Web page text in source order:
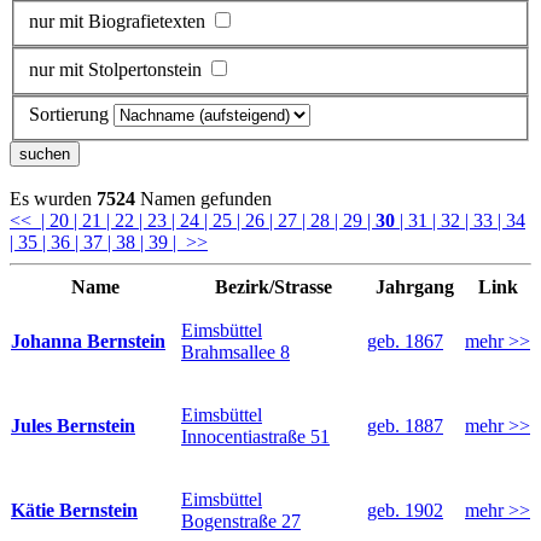
nur mit Biografietexten
nur mit Stolpertonstein
Sortierung
Es wurden 7524 Namen gefunden
<< | 20 | 21 | 22 | 23 | 24 | 25 | 26 | 27 | 28 | 29 | 30 | 31 | 32 | 33 | 34
| 35 | 36 | 37 | 38 | 39 | >>
Name Bezirk/Strasse Jahrgang Link
Johanna Bernstein
Eimsbüttel
Brahmsallee 8
geb. 1867 mehr >>
Jules Bernstein
Eimsbüttel
Innocentiastraße 51
geb. 1887 mehr >>
Kätie Bernstein
Eimsbüttel
Bogenstraße 27
geb. 1902 mehr >>